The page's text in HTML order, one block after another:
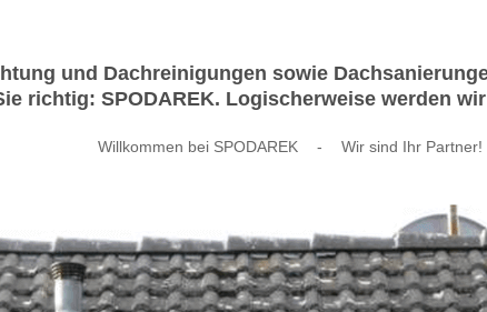
und Dachreinigungen sowie
richtig: SPODAREK. Logischerweise werden
Willkommen bei SPODAREK - Wir sind Ihr Partner!